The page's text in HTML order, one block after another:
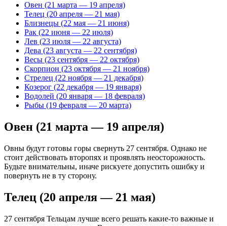
Овен (21 марта — 19 апреля)
Телец (20 апреля — 21 мая)
Близнецы (22 мая — 21 июня)
Рак (22 июня — 22 июля)
Лев (23 июля — 22 августа)
Дева (23 августа — 22 сентября)
Весы (23 сентября — 22 октября)
Скорпион (23 октября — 21 ноября)
Стрелец (22 ноября — 21 декабря)
Козерог (22 декабря — 19 января)
Водолей (20 января — 18 февраля)
Рыбы (19 февраля — 20 марта)
Овен (21 марта — 19 апреля)
Овны будут готовы горы свернуть 27 сентября. Однако не
стоит действовать второпях и проявлять неосторожность.
Будьте внимательны, иначе рискуете допустить ошибку и
повернуть не в ту сторону.
Телец (20 апреля — 21 мая)
27 сентября Тельцам лучше всего решать какие-то важные и